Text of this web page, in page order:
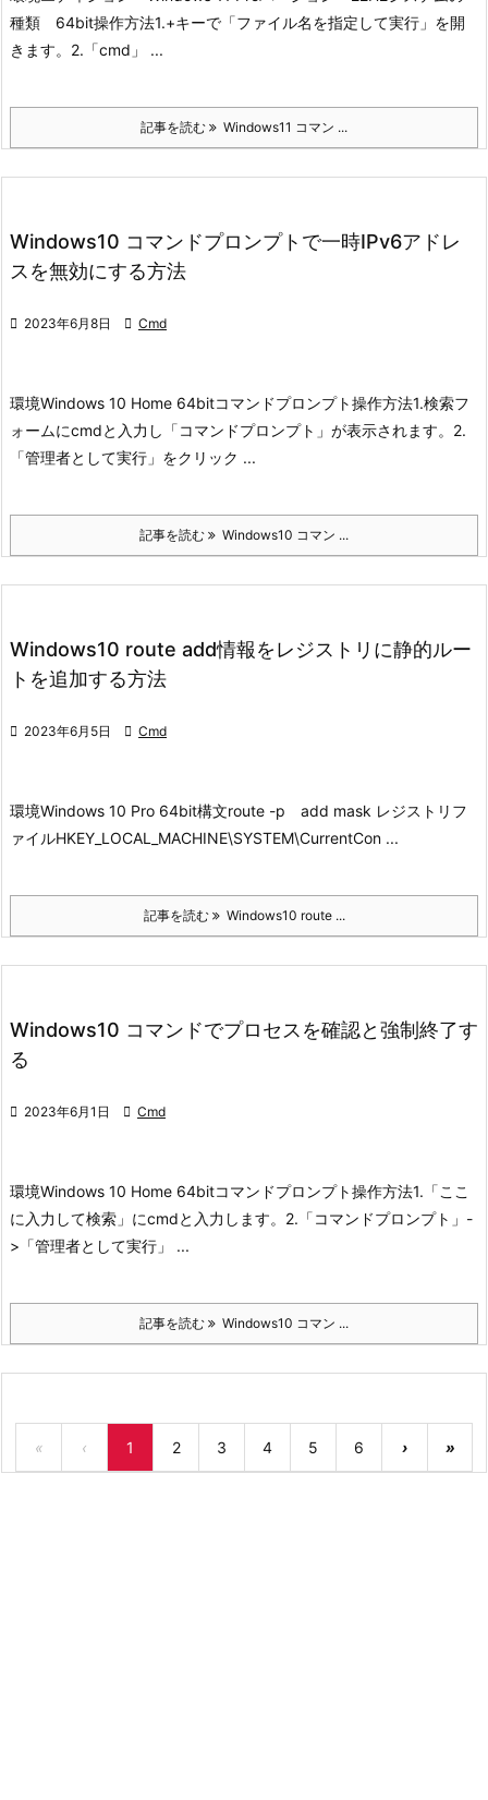
種類 64bit操作方法1.+キーで「ファイル名を指定して実行」を開
きます。 2.「cmd」 ...
記事を読む Windows11 コマン ...
Windows10 コマンドプロンプトで一時IPv6アドレ
スを無効にする方法
 2023年6月8日  Cmd
環境Windows 10 Home 64bitコマンドプロンプト操作方法1.検索フ
ォームにcmdと入力し「コマンドプロンプト」が表示されます。 2.
「管理者として実行」をクリック ...
記事を読む Windows10 コマン ...
Windows10 route add情報をレジストリに静的ルー
トを追加する方法
 2023年6月5日  Cmd
環境Windows 10 Pro 64bit構文route -p add mask レジストリフ
ァイルHKEY_LOCAL_MACHINE\SYSTEM\CurrentCon ...
記事を読む Windows10 route ...
Windows10 コマンドでプロセスを確認と強制終了す
る
 2023年6月1日  Cmd
環境Windows 10 Home 64bitコマンドプロンプト操作方法1.「ここ
に入力して検索」にcmdと入力します。 2.「コマンドプロンプト」-
>「管理者として実行」 ...
記事を読む Windows10 コマン ...
« ‹ 1 2 3 4 5 6 › »